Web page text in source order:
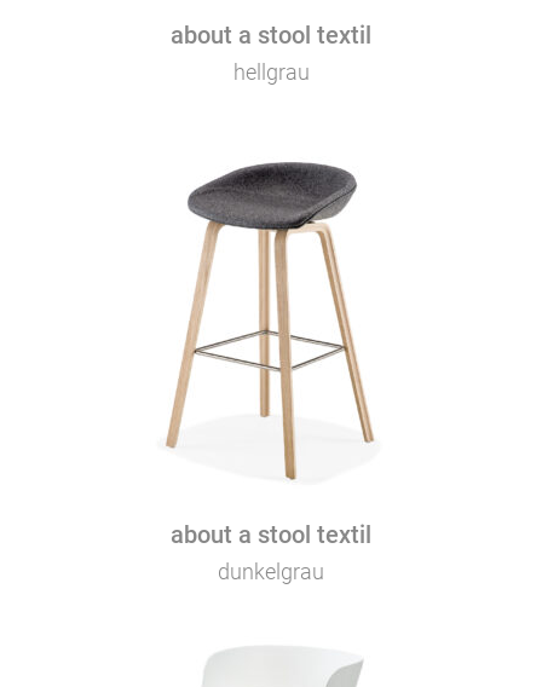
about a stool textil
hellgrau
about a stool textil
dunkelgrau